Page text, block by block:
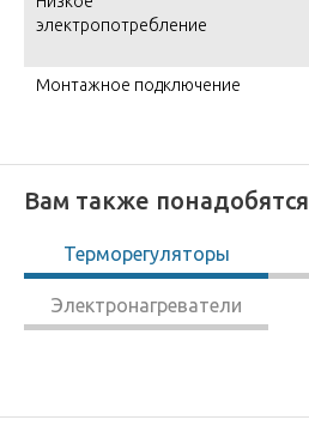
электропотребление
Монтажное подключение
Вам также понадобятся
Терморегуляторы
Электронагреватели